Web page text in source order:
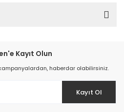
Kayıt Olun
haberdar olabilirsiniz.
Kayıt Ol